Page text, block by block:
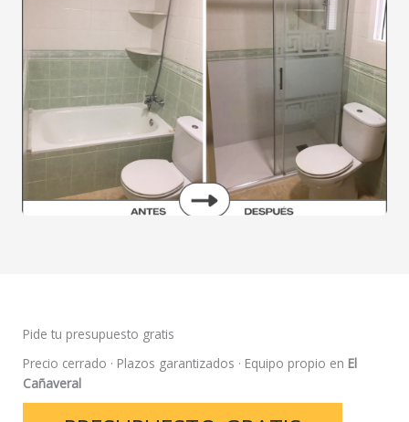
Pide tu presupuesto gratis
Precio cerrado · Plazos garantizados · Equipo propio en El
Cañaveral